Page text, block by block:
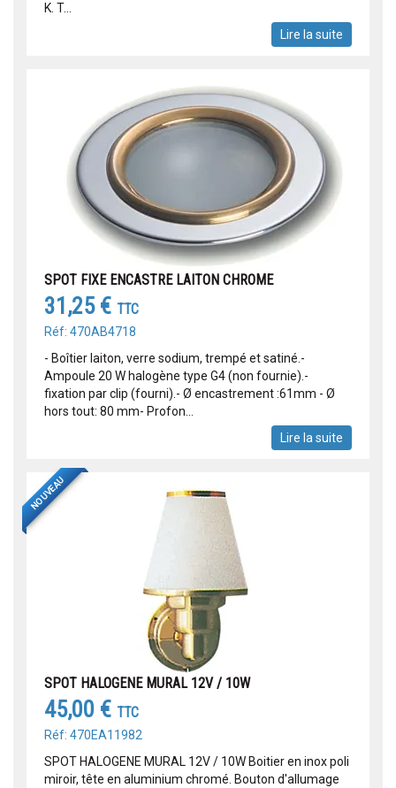
K. T...
Lire la suite
SPOT FIXE ENCASTRE LAITON CHROME
31,25 € TTC
Réf: 470AB4718
- Boîtier laiton, verre sodium, trempé et satiné.-
Ampoule 20 W halogène type G4 (non fournie).-
fixation par clip (fourni).- Ø encastrement :61mm - Ø
hors tout: 80 mm- Profon...
Lire la suite
NOUVEAU
SPOT HALOGENE MURAL 12V / 10W
45,00 € TTC
Réf: 470EA11982
SPOT HALOGENE MURAL 12V / 10W Boitier en inox poli
miroir, tête en aluminium chromé. Bouton d'allumage